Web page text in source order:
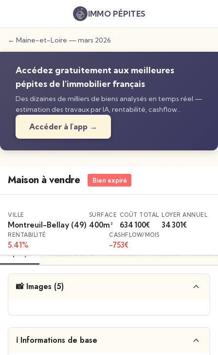
IMMOPÉPITES
← Maine-et-Loire — mars 2026
Accédez gratuitement aux meilleures
pépites de l'immobilier français
Des dizaines de milliers de biens analysés en temps réel —
estimation des travaux par IA, rentabilité, cashflow…
Accéder à l'app →
Maison à vendre Bien expiré
VILLE
Montreuil-Bellay (49)
SURFACE
400m²
COÛT TOTAL
634 100€
LOYER ANNUEL
34 301€
RENTABILITÉ
5.41%
CASHFLOW/MOIS
-753€
Aperçu Travaux & DPE Financier Fiscalité
📸 Images (5)
ℹ️ Informations de base